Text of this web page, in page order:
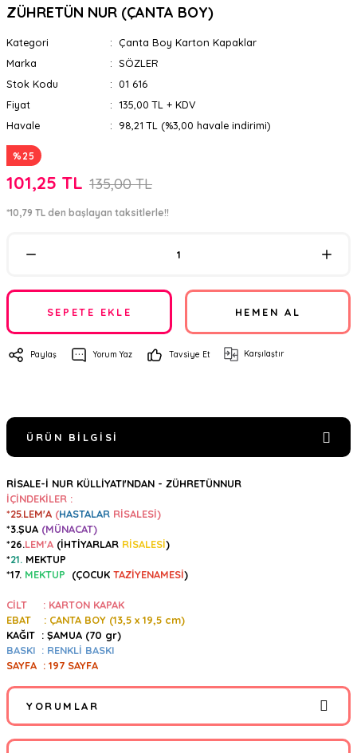
ZÜHRETÜN NUR (ÇANTA BOY)
Kategori
Çanta Boy Karton Kapaklar
Marka
SÖZLER
Stok Kodu
01 616
Fiyat
135,00 TL + KDV
Havale
98,21 TL (%3,00 havale indirimi)
%25
101,25 TL 135,00 TL
*10,79 TL den başlayan taksitlerle!!
SEPETE EKLE HEMEN AL
Paylaş Yorum Yaz Tavsiye Et Karşılaştır
ÜRÜN BILGISI
RİSALE-İ NUR KÜLLİYATI'NDAN - ZÜHRETÜNNUR
İÇİNDEKİLER :
*25.LEM'A (HASTALAR RİSALESİ)
*3.ŞUA (MÜNACAT)
*26.LEM'A (İHTİYARLAR RİSALESİ)
*21. MEKTUP
*17. MEKTUP (ÇOCUK TAZİYENAMESİ)
CİLT : KARTON KAPAK
EBAT : ÇANTA BOY (13,5 x 19,5 cm)
KAĞIT : ŞAMUA (70 gr)
BASKI : RENKLİ BASKI
SAYFA : 197 SAYFA
YORUMLAR